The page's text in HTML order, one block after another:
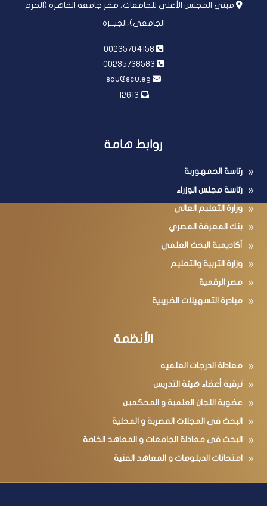
مبنى المجلس الأعلى للجامعات، مقر جامعة القاهرة (الحرم
الجامعى)،الجيــزة
روابط هامة
رئاسة الجمهورية
رئاسة مجلس الوزراء
وزارة التعليم العالي
بنك المعرفة المصري
أكاديمية البحث العلمي
وزارة التربية والتعليم
مصر الرقمية
مبادرة التسهيلات الضريبية
الأنظمة
معادلة الدرجات العلميه
ترقية أعضاء هيئة التدريس
عضوية اللجان العلمية و المحكمين
البحث فى المجلات المصرية و المحلية
البحث فى معادلة الجامعات و المعاهد الخاصة
امتحانات الدبلومات و المعاهد الفنية